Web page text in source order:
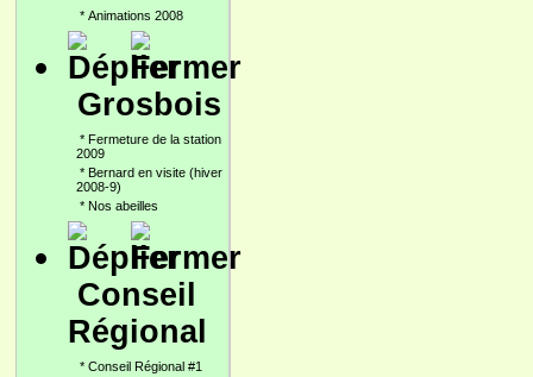
* Animations 2008
Grosbois
* Fermeture de la station
2009
* Bernard en visite (hiver
2008-9)
* Nos abeilles
Conseil
Régional
* Conseil Régional #1